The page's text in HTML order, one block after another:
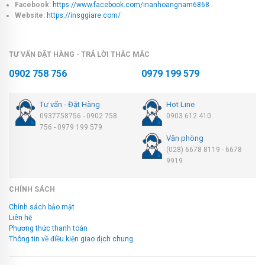
Facebook: https://www.facebook.com/inanhoangnam6868
Website: https://insggiare.com/
TƯ VẤN ĐẶT HÀNG - TRẢ LỜI THẮC MẮC
0902 758 756 0979 199 579
Tư vấn - Đặt Hàng
0937758756 - 0902 758
756 - 0979 199 579
Hot Line
0903 612 410
Văn phòng
(028) 6678 8119 - 6678
9919
CHÍNH SÁCH
Chính sách bảo mật
Liên hệ
Phương thức thanh toán
Thông tin về điều kiện giao dịch chung